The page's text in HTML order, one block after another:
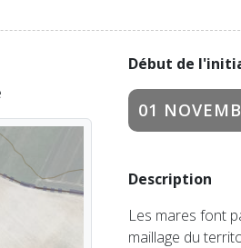
Début de
01
Description
Les mares font
maillage du